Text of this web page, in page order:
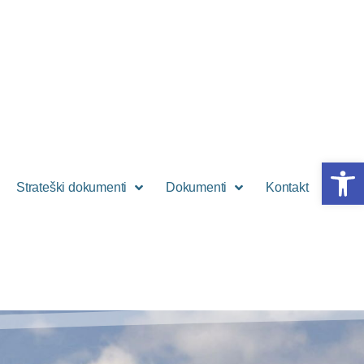
Strateški dokumenti Dokumenti Kontakt